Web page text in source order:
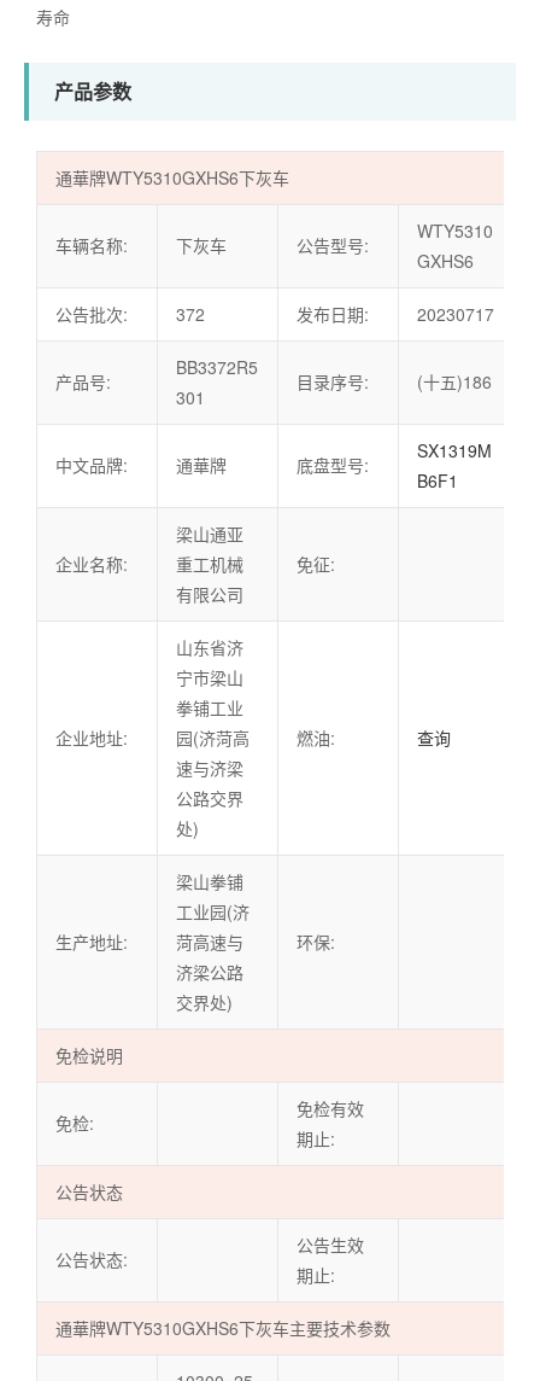
寿命
产品参数
通華牌WTY5310GXHS6下灰车
车辆名称: 下灰车 公告型号:
WTY5310
GXHS6
公告批次: 372 发布日期: 20230717
产品号:
BB3372R5
301
目录序号: (十五)186
中文品牌: 通華牌 底盘型号:
SX1319M
B6F1
企业名称:
梁山通亚
重工机械
有限公司
免征:
企业地址:
山东省济
宁市梁山
拳铺工业
园(济菏高
速与济梁
公路交界
处)
燃油: 查询
生产地址:
梁山拳铺
工业园(济
菏高速与
济梁公路
交界处)
环保:
免检说明
免检:
免检有效
期止:
公告状态
公告状态:
公告生效
期止:
通華牌WTY5310GXHS6下灰车主要技术参数